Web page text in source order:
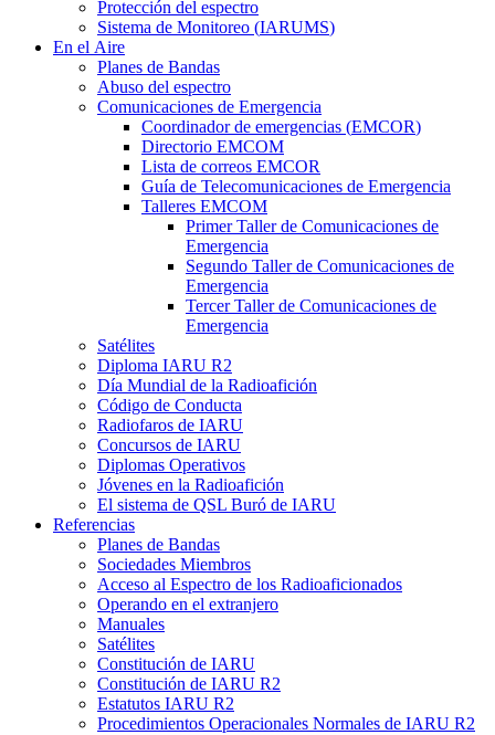
Protección del espectro
Sistema de Monitoreo (IARUMS)
En el Aire
Planes de Bandas
Abuso del espectro
Comunicaciones de Emergencia
Coordinador de emergencias (EMCOR)
Directorio EMCOM
Lista de correos EMCOR
Guía de Telecomunicaciones de Emergencia
Talleres EMCOM
Primer Taller de Comunicaciones de
Emergencia
Segundo Taller de Comunicaciones de
Emergencia
Tercer Taller de Comunicaciones de
Emergencia
Satélites
Diploma IARU R2
Día Mundial de la Radioafición
Código de Conducta
Radiofaros de IARU
Concursos de IARU
Diplomas Operativos
Jóvenes en la Radioafición
El sistema de QSL Buró de IARU
Referencias
Planes de Bandas
Sociedades Miembros
Acceso al Espectro de los Radioaficionados
Operando en el extranjero
Manuales
Satélites
Constitución de IARU
Constitución de IARU R2
Estatutos IARU R2
Procedimientos Operacionales Normales de IARU R2